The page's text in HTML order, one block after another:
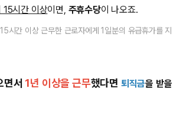
15시간 이상이면, 주휴수당이 나오죠.
시간 이상 근무한 근로자에게 1일분의 유급휴가를 지
면서 1년 이상을 근무했다면 퇴직금을 받을